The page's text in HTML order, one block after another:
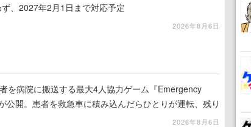
、2027年2月1日まで対応予定
2026年8月6日
を病院に搬送する最大4人協力ゲーム『Emergency
公開。患者を救急車に積み込んだらひとりが運転、残り
2026年8月6日